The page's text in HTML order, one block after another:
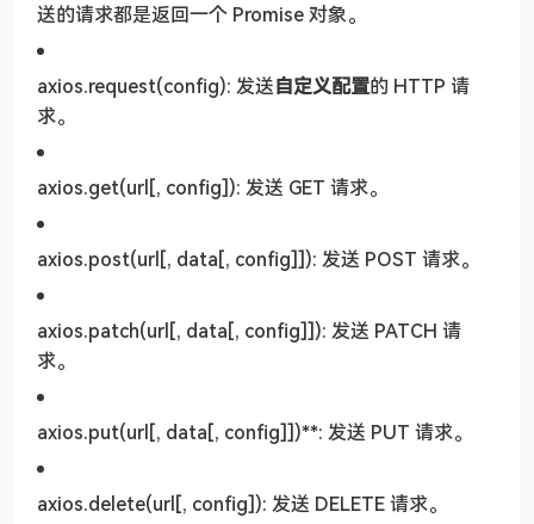
送的请求都是返回一个 Promise 对象。
axios.request(config): 发送自定义配置的 HTTP 请
求。
axios.get(url[, config]): 发送 GET 请求。
axios.post(url[, data[, config]]): 发送 POST 请求。
axios.patch(url[, data[, config]]): 发送 PATCH 请
求。
axios.put(url[, data[, config]])**: 发送 PUT 请求。
axios.delete(url[, config]): 发送 DELETE 请求。